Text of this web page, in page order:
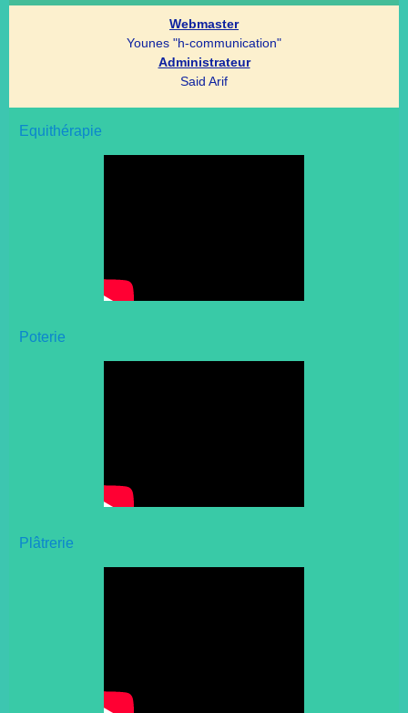
Webmaster
Younes "h-communication"
Administrateur
Said Arif
Equithérapie
Poterie
Plâtrerie